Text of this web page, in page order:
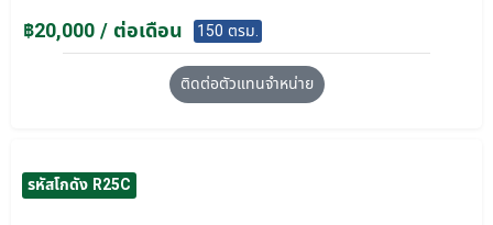
฿20,000 / ต่อเดือน 150 ตรม.
ติดต่อตัวแทนจำหน่าย
รหัสโกดัง R25C